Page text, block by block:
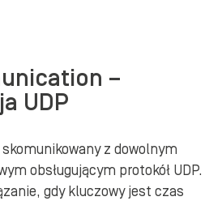
–
UDP
z dowolnym
obsługującym protokół UDP.
gdy kluczowy jest czas